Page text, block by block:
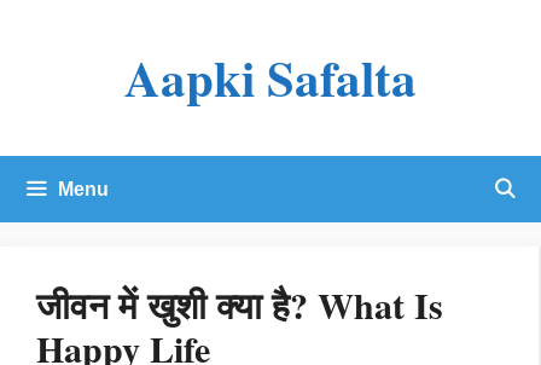
Aapki Safalta
Menu
जीवन में खुशी क्या है? What Is
Happy Life